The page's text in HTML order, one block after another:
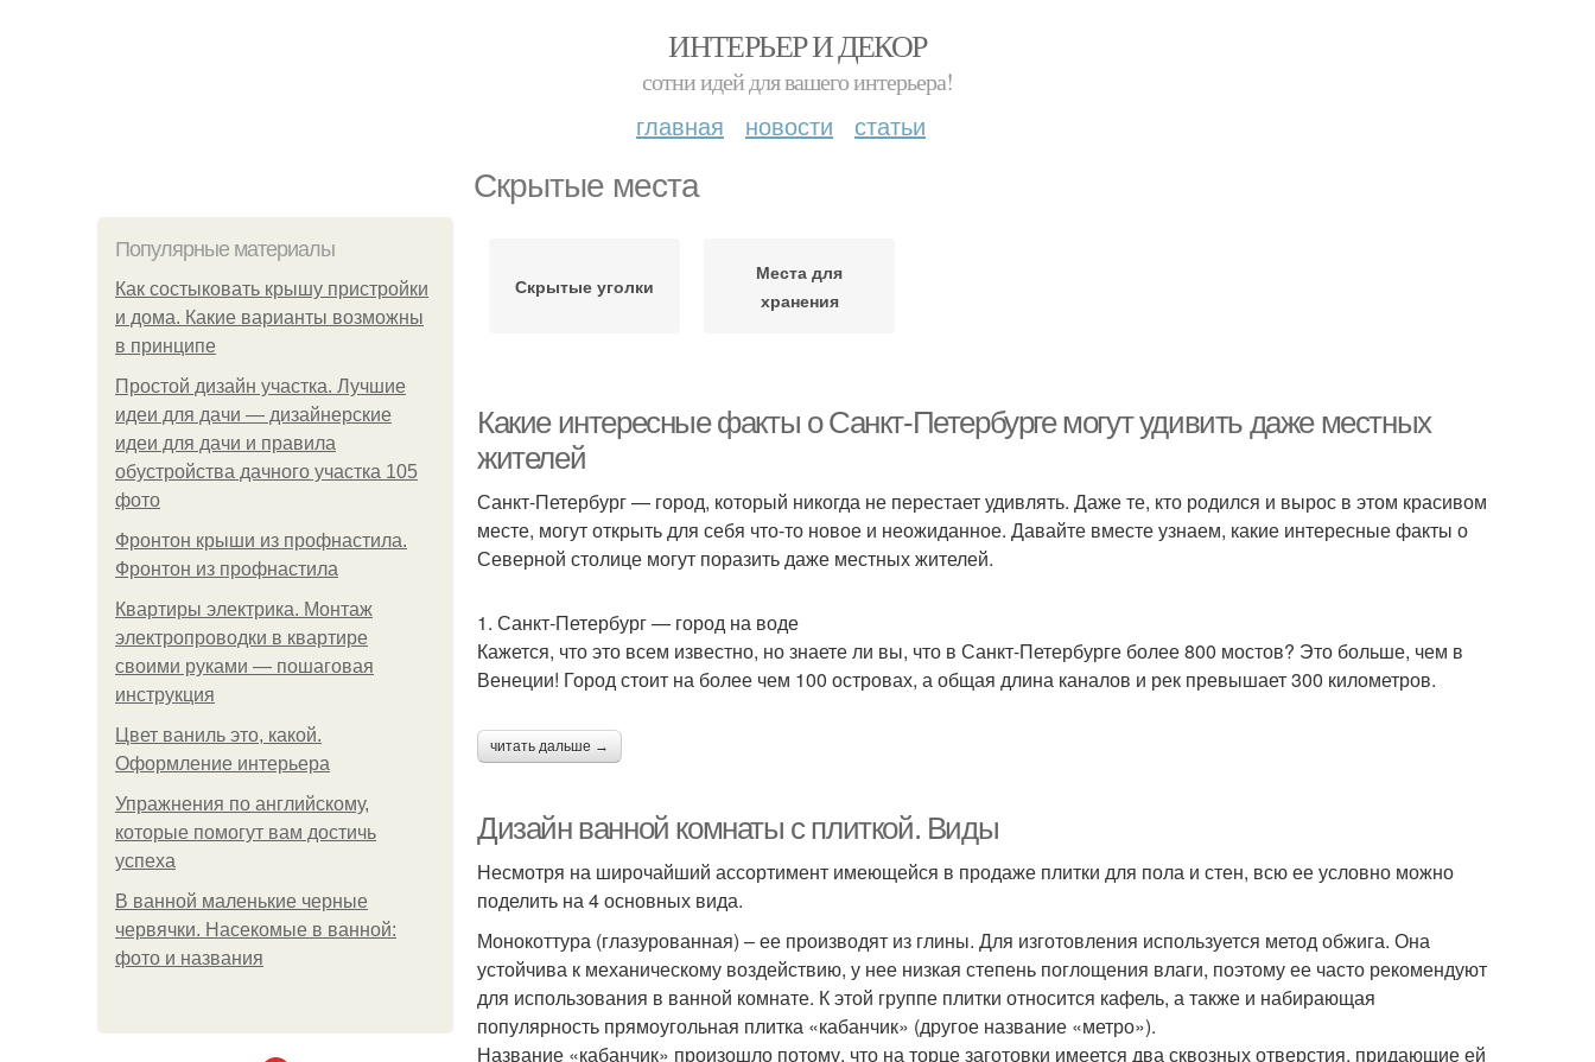
ИНТЕРЬЕР И ДЕКОР
сотни идей для вашего интерьера!
главная новости статьи
Скрытые места
Популярные материалы
Как состыковать крышу пристройки
и дома. Какие варианты возможны
в принципе
Простой дизайн участка. Лучшие
идеи для дачи — дизайнерские
идеи для дачи и правила
обустройства дачного участка 105
фото
Фронтон крыши из профнастила.
Фронтон из профнастила
Квартиры электрика. Монтаж
электропроводки в квартире
своими руками — пошаговая
инструкция
Цвет ваниль это, какой.
Оформление интерьера
Упражнения по английскому,
которые помогут вам достичь
успеха
В ванной маленькие черные
червячки. Насекомые в ванной:
фото и названия
Скрытые уголки
Места для
хранения
Какие интересные факты о Санкт-Петербурге могут удивить даже местных
жителей
Санкт-Петербург — город, который никогда не перестает удивлять. Даже те, кто родился и вырос в этом красивом
месте, могут открыть для себя что-то новое и неожиданное. Давайте вместе узнаем, какие интересные факты о
Северной столице могут поразить даже местных жителей.
1. Санкт-Петербург — город на воде
Кажется, что это всем известно, но знаете ли вы, что в Санкт-Петербурге более 800 мостов? Это больше, чем в
Венеции! Город стоит на более чем 100 островах, а общая длина каналов и рек превышает 300 километров.
читать дальше →
Дизайн ванной комнаты с плиткой. Виды
Несмотря на широчайший ассортимент имеющейся в продаже плитки для пола и стен, всю ее условно можно
поделить на 4 основных вида.
Монокоттура (глазурованная) – ее производят из глины. Для изготовления используется метод обжига. Она
устойчива к механическому воздействию, у нее низкая степень поглощения влаги, поэтому ее часто рекомендуют
для использования в ванной комнате. К этой группе плитки относится кафель, а также и набирающая
популярность прямоугольная плитка «кабанчик» (другое название «метро»).
Название «кабанчик» произошло потому, что на торце заготовки имеется два сквозных отверстия, придающие ей